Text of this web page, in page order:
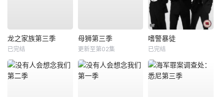
龙之家族第三季
已完结
母狮第三季
更新至第02集
嗜警暴徒
已完结